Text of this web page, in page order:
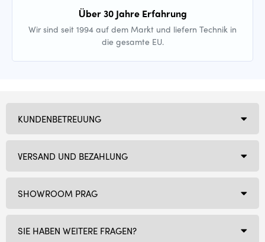
Über 30 Jahre Erfahrung
Wir sind seit 1994 auf dem Markt und liefern Technik in
die gesamte EU.
SHOWROOM PRAG
SIE HABEN WEITERE FRAGEN?
KUNDENBETREUUNG
VERSAND UND BEZAHLUNG